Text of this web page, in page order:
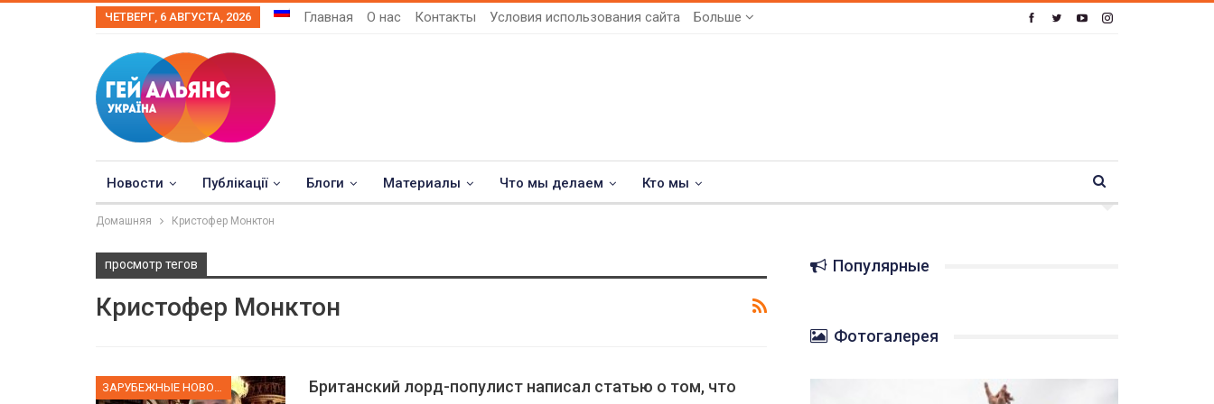
ЧЕТВЕРГ, 6 АВГУСТА, 2026 Главная О нас Контакты Условия использования сайта Больше
Новости Публікації Блоги Материалы Что мы делаем Кто мы
Домашняя Кристофер Монктон
просмотр тегов
Кристофер Монктон
Британский лорд-популист написал статью о том, что
Популярные
Фотогалерея